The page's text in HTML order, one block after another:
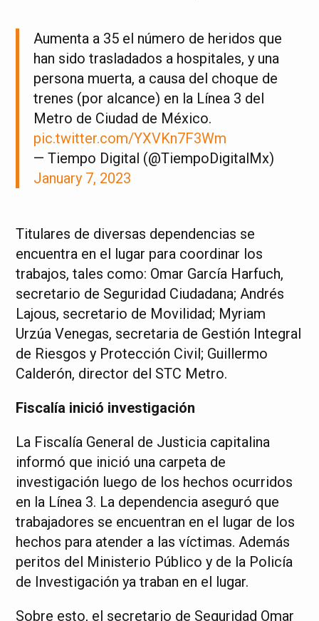
Aumenta a 35 el número de heridos que
han sido trasladados a hospitales, y una
persona muerta, a causa del choque de
trenes (por alcance) en la Línea 3 del
Metro de Ciudad de México.
pic.twitter.com/YXVKn7F3Wm
— Tiempo Digital (@TiempoDigitalMx)
January 7, 2023
Titulares de diversas dependencias se
encuentra en el lugar para coordinar los
trabajos, tales como: Omar García Harfuch,
secretario de Seguridad Ciudadana; Andrés
Lajous, secretario de Movilidad; Myriam
Urzúa Venegas, secretaria de Gestión Integral
de Riesgos y Protección Civil; Guillermo
Calderón, director del STC Metro.
Fiscalía inició investigación
La Fiscalía General de Justicia capitalina
informó que inició una carpeta de
investigación luego de los hechos ocurridos
en la Línea 3. La dependencia aseguró que
trabajadores se encuentran en el lugar de los
hechos para atender a las víctimas. Además
peritos del Ministerio Público y de la Policía
de Investigación ya traban en el lugar.
Sobre esto, el secretario de Seguridad Omar